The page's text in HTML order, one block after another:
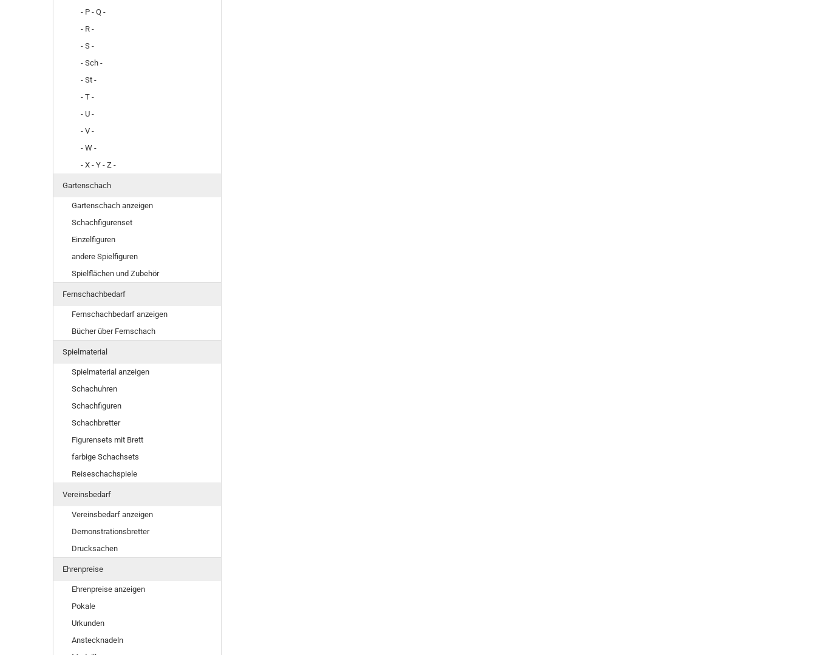
- P - Q -
- R -
- S -
- Sch -
- St -
- T -
- U -
- V -
- W -
- X - Y - Z -
Gartenschach
Gartenschach anzeigen
Schachfigurenset
Einzelfiguren
andere Spielfiguren
Spielflächen und Zubehör
Fernschachbedarf
Fernschachbedarf anzeigen
Bücher über Fernschach
Spielmaterial
Spielmaterial anzeigen
Schachuhren
Schachfiguren
Schachbretter
Figurensets mit Brett
farbige Schachsets
Reiseschachspiele
Vereinsbedarf
Vereinsbedarf anzeigen
Demonstrationsbretter
Drucksachen
Ehrenpreise
Ehrenpreise anzeigen
Pokale
Urkunden
Anstecknadeln